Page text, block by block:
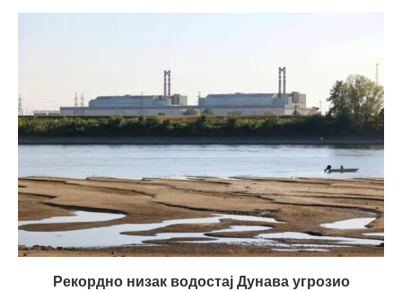
Рекордно низак водостај Дунава угрозио